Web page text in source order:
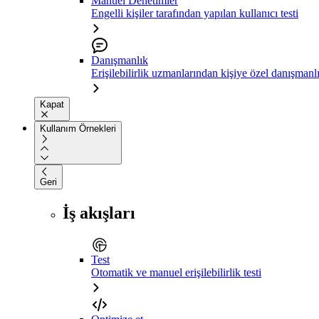
Engelli kişiler tarafından yapılan kullanıcı testi
Danışmanlık
Erişilebilirlik uzmanlarından kişiye özel
Kapat
Kullanım Örnekleri
Geri
İş akışları
Test
Otomatik ve manuel erişilebilirlik testi